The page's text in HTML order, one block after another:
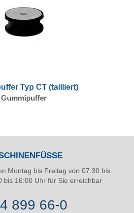
Typ CT (tailliert)
Gummipuffer
Montag bis Freitag von 07:30 bis
bis 16:00 Uhr für Sie erreichbar
899 66-0